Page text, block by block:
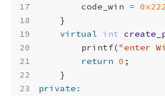
code_win
=
}
virtual
int
printf("enter
return 0 ;
}
private :